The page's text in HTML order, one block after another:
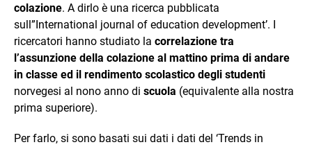
colazione. A dirlo è una ricerca pubblicata
sull”International journal of education development’. I
ricercatori hanno studiato la correlazione tra
l’assunzione della colazione al mattino prima di andare
in classe ed il rendimento scolastico degli studenti
norvegesi al nono anno di scuola (equivalente alla nostra
prima superiore).
Per farlo, si sono basati sui dati i dati del ‘Trends in